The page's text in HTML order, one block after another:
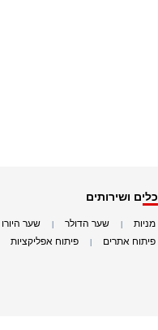
כלים ושירותים
מניות שער הדולר שער היורו
פיתוח אתרים פיתוח אפליקציות